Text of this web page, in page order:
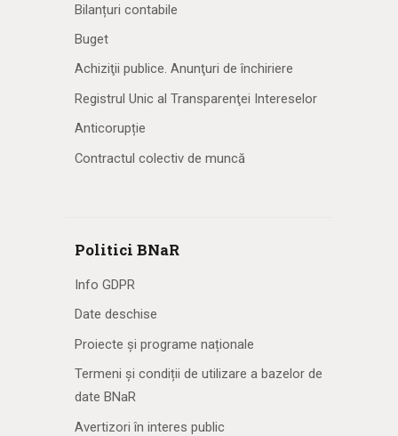
Bilanțuri contabile
Buget
Achiziţii publice. Anunţuri de închiriere
Registrul Unic al Transparenţei Intereselor
Anticorupție
Contractul colectiv de muncă
Politici BNaR
Info GDPR
Date deschise
Proiecte și programe naționale
Termeni și condiții de utilizare a bazelor de
date BNaR
Avertizori în interes public